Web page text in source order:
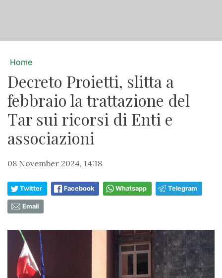
Home
Decreto Proietti, slitta a
febbraio la trattazione del
Tar sui ricorsi di Enti e
associazioni
08 November 2024, 14:18
Twitter Facebook Whatsapp Telegram
Email